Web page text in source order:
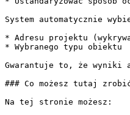
System automatycznie
* Adresu projektu
* Wybranego typu obiektu
Gwarantuje to, że wyniki
### Co możesz tutaj
Na tej stronie możesz: